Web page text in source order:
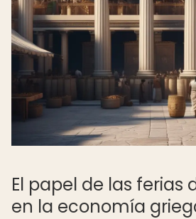
El papel de las ferias
en la economía